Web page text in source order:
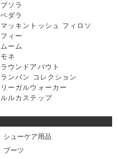
ブソラ
ペダラ
マッキントッシュ フィロソ
フィー
ムーム
モネ
ラウンドアバウト
ランバン コレクション
リーガルウォーカー
ルルカステップ
シューケア用品
ブーツ